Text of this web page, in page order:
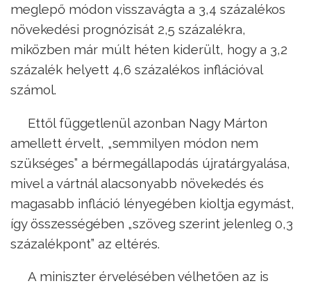
meglepő módon visszavágta a 3,4 százalékos
növekedési prognózisát 2,5 százalékra,
miközben már múlt héten kiderült, hogy a 3,2
százalék helyett 4,6 százalékos inflációval
számol.
Ettől függetlenül azonban Nagy Márton
amellett érvelt, „semmilyen módon nem
szükséges” a bérmegállapodás újratárgyalása,
mivel a vártnál alacsonyabb növekedés és
magasabb infláció lényegében kioltja egymást,
így összességében „szöveg szerint jelenleg 0,3
százalékpont” az eltérés.
A miniszter érvelésében vélhetően az is